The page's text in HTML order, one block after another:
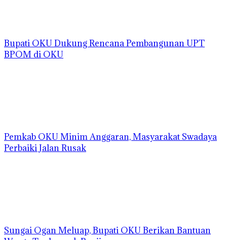
Bupati OKU Dukung Rencana Pembangunan UPT
BPOM di OKU
Pemkab OKU Minim Anggaran, Masyarakat Swadaya
Perbaiki Jalan Rusak
Sungai Ogan Meluap, Bupati OKU Berikan Bantuan